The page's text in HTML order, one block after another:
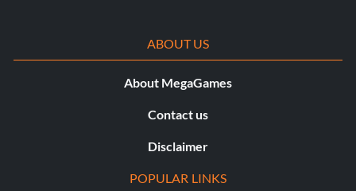
ABOUT US
About MegaGames
Contact us
Disclaimer
POPULAR LINKS